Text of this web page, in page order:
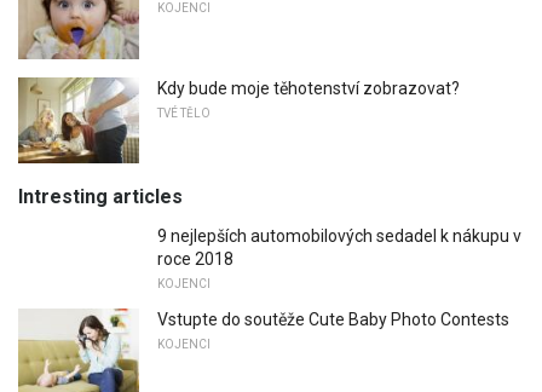
KOJENCI
Kdy bude moje těhotenství zobrazovat?
TVÉ TĚLO
Intresting articles
9 nejlepších automobilových sedadel k nákupu v
roce 2018
KOJENCI
Vstupte do soutěže Cute Baby Photo Contests
KOJENCI